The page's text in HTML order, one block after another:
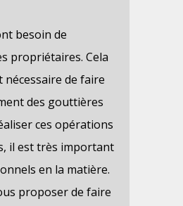
besoin de
propriétaires. Cela
de faire
des gouttières
ces opérations
il est très important
en la matière.
proposer de faire